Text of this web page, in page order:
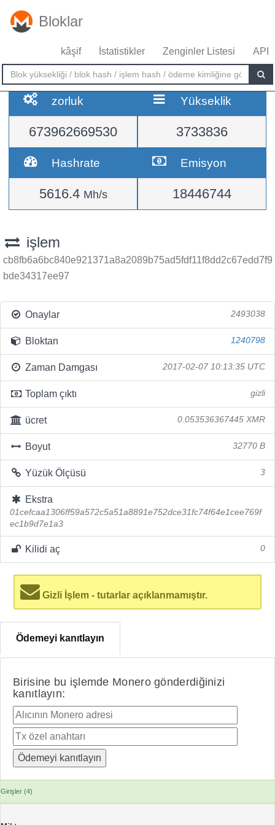
Bloklar
kâşif İstatistikler Zenginler Listesi API
zorluk
673962669530
Yükseklik
3733836
Hashrate
5616.4 Mh/s
Emisyon
18446744
işlem
cb8fb6a6bc840e921371a8a2089b75ad5fdf11f8dd2c67edd7f9
bde34317ee97
Onaylar 2493038
Bloktan 1240798
Zaman Damgası 2017-02-07 10:13:35 UTC
Toplam çıktı gizli
ücret 0.053536367445 XMR
Boyut 32770 B
Yüzük Ölçüsü 3
Ekstra
01cefcaa1306ff59a572c5a51a8891e752dce31fc74f64e1cee769f
ec1b9d7e1a3
Kilidi aç 0
Gizli İşlem - tutarlar açıklanmamıştır.
Ödemeyi kanıtlayın
Birisine bu işlemde Monero gönderdiğinizi
kanıtlayın:
Girişler (4)